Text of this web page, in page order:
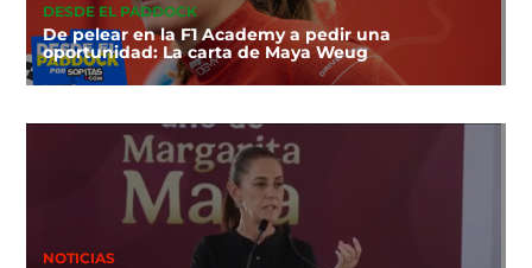
DESDE EL PADDOCK
De pelear en la F1 Academy a pedir una
oportunidad: La carta de Maya Weug
NOTICIAS